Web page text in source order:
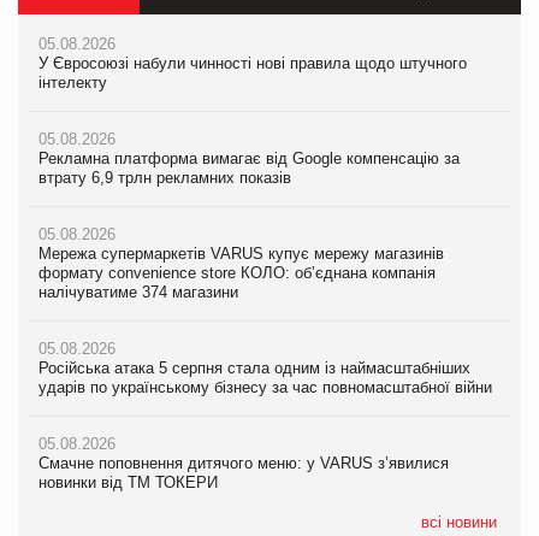
05.08.2026
У Євросоюзі набули чинності нові правила щодо штучного
інтелекту
05.08.2026
Рекламна платформа вимагає від Google компенсацію за
втрату 6,9 трлн рекламних показів
05.08.2026
Мережа супермаркетів VARUS купує мережу магазинів
формату convenience store КОЛО: об’єднана компанія
налічуватиме 374 магазини
05.08.2026
Російська атака 5 серпня стала одним із наймасштабніших
ударів по українському бізнесу за час повномасштабної війни
05.08.2026
Смачне поповнення дитячого меню: у VARUS з’явилися
новинки від ТМ ТОКЕРИ
всі новини
05.08.2026
У Євросоюзі набули чинності нові правила щодо штучного
інтелекту
05.08.2026
Рекламна платформа вимагає від Google компенсацію за
втрату 6,9 трлн рекламних показів
05.08.2026
Мережа супермаркетів VARUS купує мережу магазинів
формату convenience store КОЛО: об’єднана компанія
налічуватиме 374 магазини
05.08.2026
Російська атака 5 серпня стала одним із наймасштабніших
ударів по українському бізнесу за час повномасштабної війни
05.08.2026
Смачне поповнення дитячого меню: у VARUS з’явилися
новинки від ТМ ТОКЕРИ
05.08.2026
У Євросоюзі набули чинності нові правила щодо штучного
інтелекту
05.08.2026
Рекламна платформа вимагає від Google компенсацію за
втрату 6,9 трлн рекламних показів
05.08.2026
Adidas витратила понад $1 млрд на маркетинг за квартал
продуктів